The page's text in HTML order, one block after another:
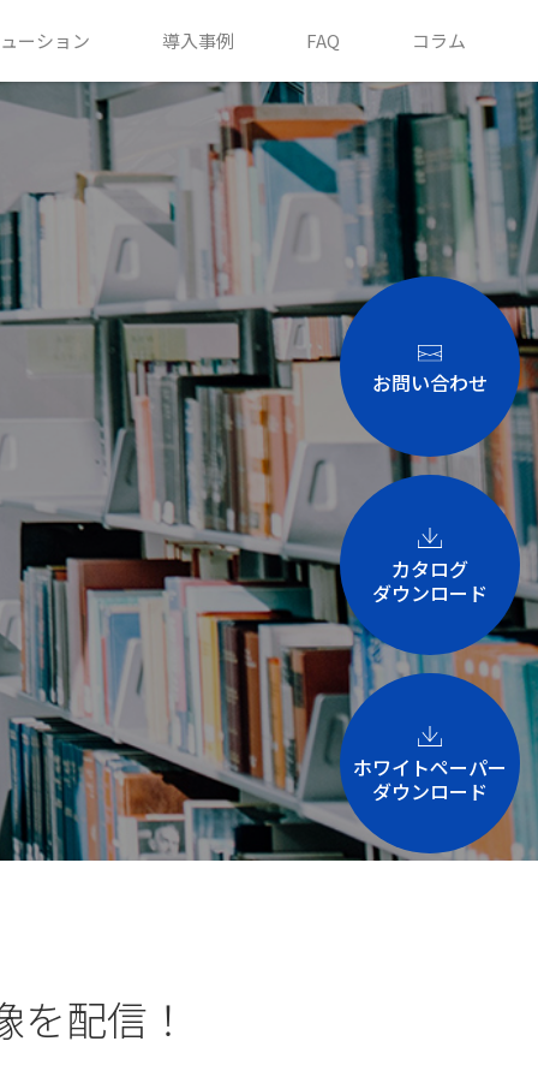
ーション 導入事例 FAQ コラム
お問い合わせ
カタログ
ダウンロード
ホワイトペーパー
ダウンロード
を配信！